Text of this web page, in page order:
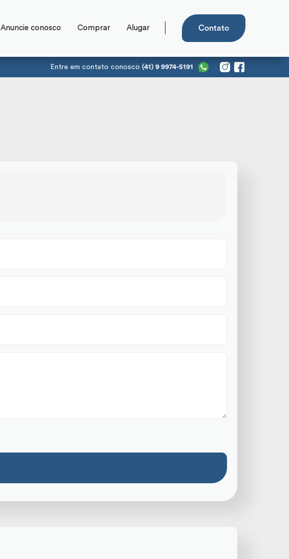
Anuncie conosco Comprar Alugar Contato
Entre em contato conosco (41) 9 9974-5191